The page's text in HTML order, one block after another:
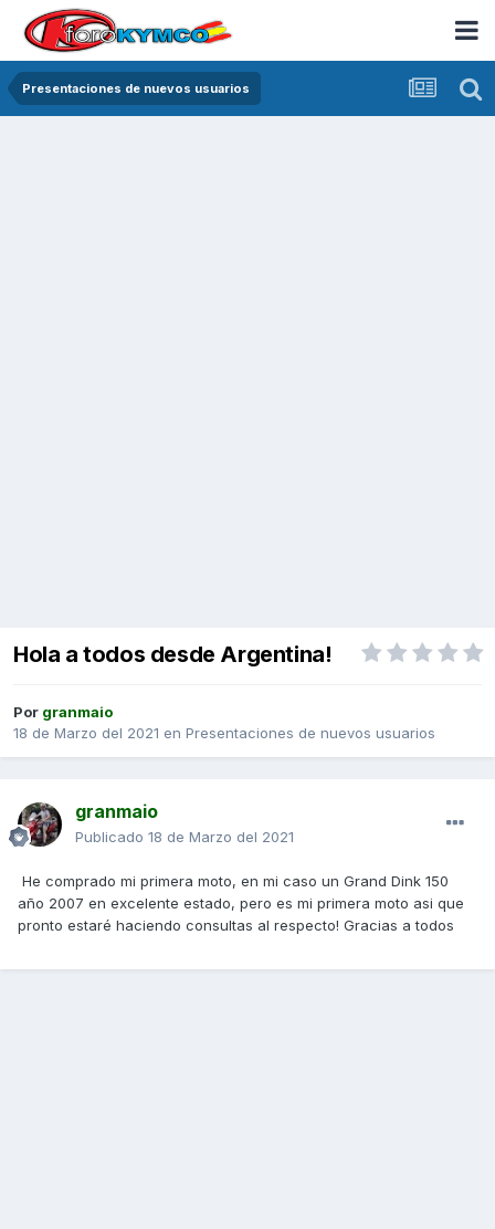
Presentaciones de nuevos usuarios
Hola a todos desde Argentina!
Por granmaio
18 de Marzo del 2021 en Presentaciones de nuevos usuarios
granmaio
Publicado 18 de Marzo del 2021
He comprado mi primera moto, en mi caso un Grand Dink 150
año 2007 en excelente estado, pero es mi primera moto asi que
pronto estaré haciendo consultas al respecto! Gracias a todos